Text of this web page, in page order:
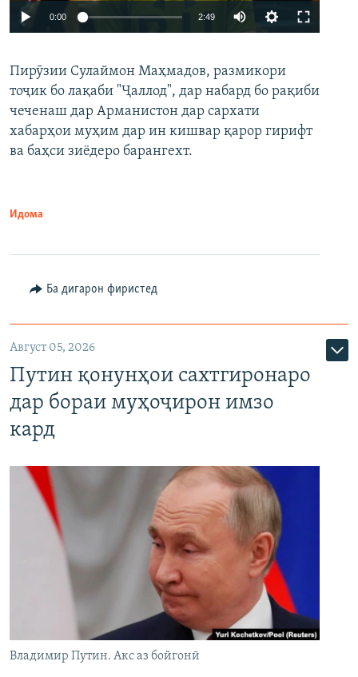
Auto 240p 360p 480p
720p 1080p
0:00 2:49
360p
480p
Пирӯзии Сулаймон Маҳмадов, размикори
тоҷик бо лақаби "Ҷаллод", дар набард бо рақиби
чеченаш дар Арманистон дар сархати
хабарҳои муҳим дар ин кишвар қарор гирифт
ва баҳси зиёдеро барангехт.
Идома
Ба дигарон фиристед
Август 05, 2026
Путин қонунҳои сахтгиронаро
дар бораи муҳоҷирон имзо
кард
Владимир Путин. Акс аз бойгонӣ